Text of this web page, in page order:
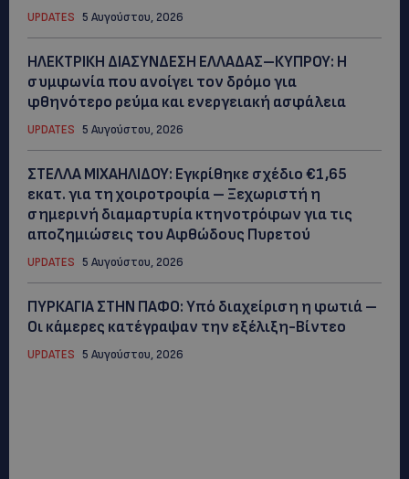
UPDATES 5 Αυγούστου, 2026
ΗΛΕΚΤΡΙΚΗ ΔΙΑΣΥΝΔΕΣΗ ΕΛΛΑΔΑΣ–ΚΥΠΡΟΥ: Η
συμφωνία που ανοίγει τον δρόμο για
φθηνότερο ρεύμα και ενεργειακή ασφάλεια
UPDATES 5 Αυγούστου, 2026
ΣΤΕΛΛΑ ΜΙΧΑΗΛΙΔΟΥ: Εγκρίθηκε σχέδιο €1,65
εκατ. για τη χοιροτροφία – Ξεχωριστή η
σημερινή διαμαρτυρία κτηνοτρόφων για τις
αποζημιώσεις του Αφθώδους Πυρετού
UPDATES 5 Αυγούστου, 2026
ΠΥΡΚΑΓΙΑ ΣΤΗΝ ΠΑΦΟ: Υπό διαχείριση η φωτιά –
Οι κάμερες κατέγραψαν την εξέλιξη-Βίντεο
UPDATES 5 Αυγούστου, 2026